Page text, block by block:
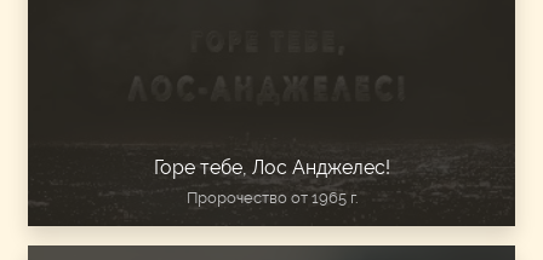
Горе тебе, Лос Анджелес!
Пророчество от 1965 г.